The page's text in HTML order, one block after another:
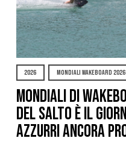
2026 MONDIALI WAKEBOARD 2026
Mondiali di
del Salto è il
azzurri ancora